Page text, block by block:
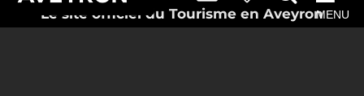
Le site officiel du Tourisme en AveyronMENU